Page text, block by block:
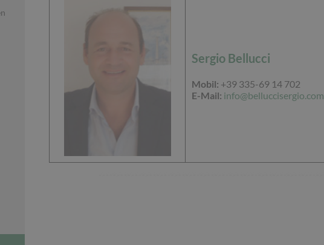
Sergio Bellucci
Mobil: +39 335-69 14 702
E-Mail: info@belluccisergio.com